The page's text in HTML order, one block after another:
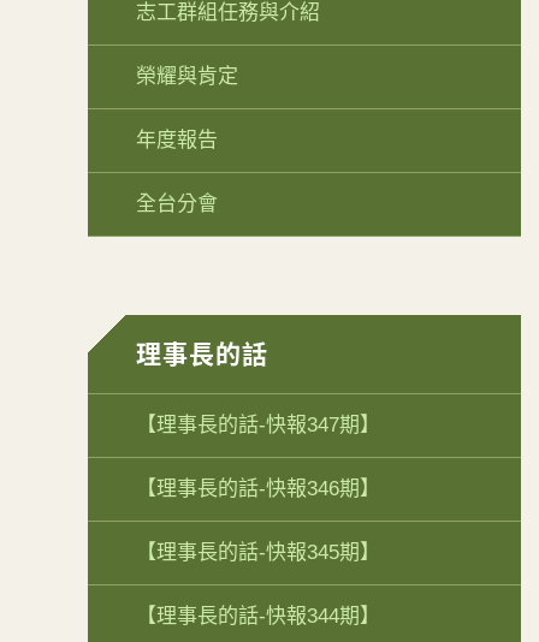
志工群組任務與介紹
榮耀與肯定
年度報告
全台分會
理事長的話
【理事長的話-快報347期】
【理事長的話-快報346期】
【理事長的話-快報345期】
【理事長的話-快報344期】